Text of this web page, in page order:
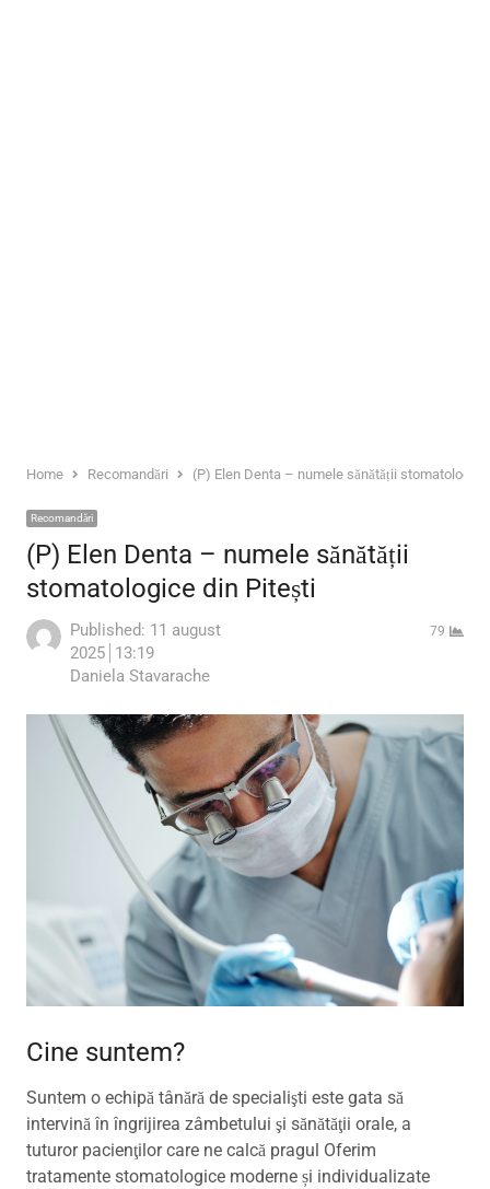
Home Recomandări (P) Elen Denta – numele sănătății
Recomandări
(P) Elen Denta – numele sănătății
stomatologice din Pitești
Published: 11 august
2025 13:19
Author
Daniela Stavarache
79
Cine suntem?
Suntem o echipă tânără de specialişti este gata să
intervină în îngrijirea zâmbetului şi sănătăţii orale, a
tuturor pacienţilor care ne calcă pragul Oferim
tratamente stomatologice moderne și individualizate